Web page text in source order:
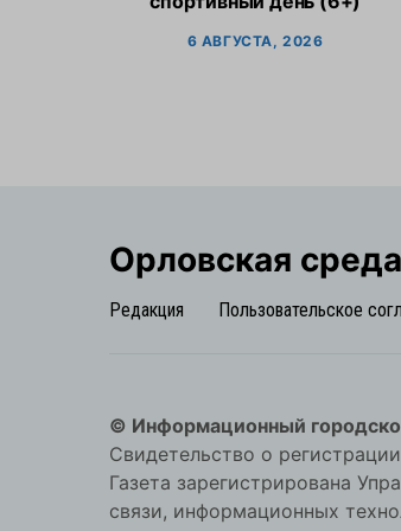
6 АВГУСТА, 2026
Орловская
Редакция Пользовательское
© Информационный
Свидетельство о
Газета зарегистрирована
связи, информационных